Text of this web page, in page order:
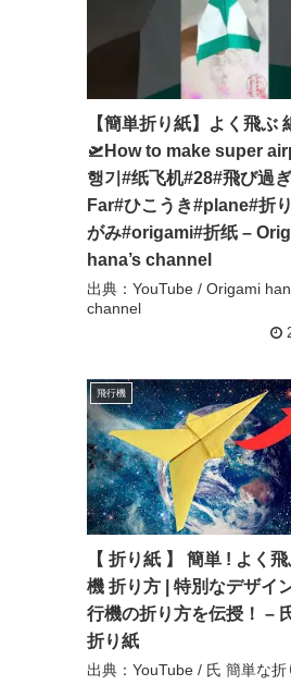
【簡単折り紙】よく飛ぶ
🛫How to make super
행기#纸飞机#28#飛び過
Far#ひこうき#plane#折
がみ#origami#折纸 –
hana’s channel
出典：YouTube / Origami
channel
飛行機
【 折り紙 】 簡単 ! よく
機 折り方 | 特別なデザイ
行機の折り方を伝授！ –
折り紙
出典：YouTube / 氏 簡単な折